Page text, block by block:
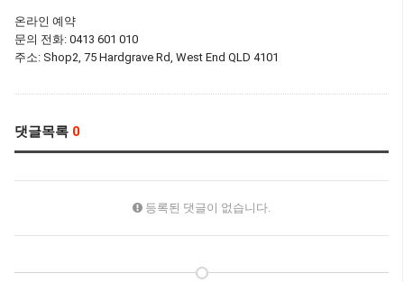
온라인 예약
문의 전화: 0413 601 010
주소: Shop2, 75 Hardgrave Rd, West End QLD 4101
댓글목록 0
등록된 댓글이 없습니다.